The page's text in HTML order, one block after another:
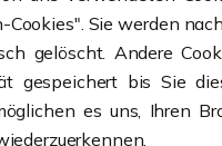
Sie werden
gelöscht. Andere
gespeichert bis Sie
es uns, Ihren